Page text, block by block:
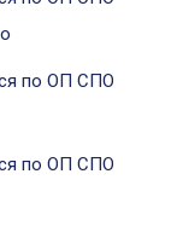
по ОП СПО
по ОП СПО